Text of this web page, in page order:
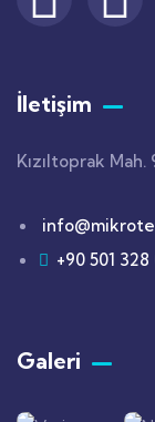
İletişim
Kızıltoprak Mah.
+90 501 328
Galeri